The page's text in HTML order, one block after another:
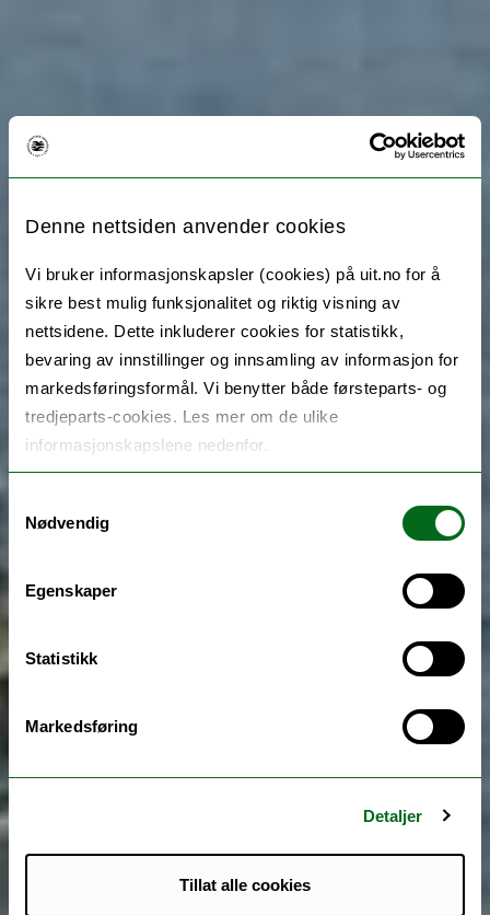
Denne nettsiden anvender cookies
Vi bruker informasjonskapsler (cookies) på uit.no for å
sikre best mulig funksjonalitet og riktig visning av
nettsidene. Dette inkluderer cookies for statistikk,
bevaring av innstillinger og innsamling av informasjon for
markedsføringsformål. Vi benytter både førsteparts- og
tredjeparts-cookies. Les mer om de ulike
informasjonskapslene nedenfor.
Nødvendig
Egenskaper
Statistikk
Markedsføring
Detaljer
Tillat alle cookies